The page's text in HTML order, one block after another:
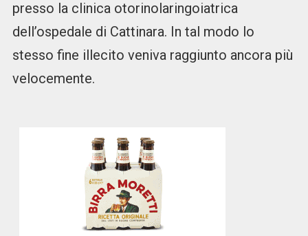
presso la clinica otorinolaringoiatrica
dell’ospedale di Cattinara. In tal modo lo
stesso fine illecito veniva raggiunto ancora più
velocemente.